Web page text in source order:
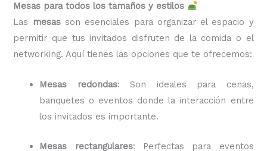
Mesas para todos los tamaños y estilos
Las
mesasson esenciales para organizar el espacio y
permitir que tus invitados disfruten de la comida o el
networking. Aquí tienes las opciones que te ofrecemos:
Mesas redondas: Son ideales para cenas,
banquetes o eventos donde la interacción entre
los invitados es importante.
Mesas rectangulares: Perfectas para eventos